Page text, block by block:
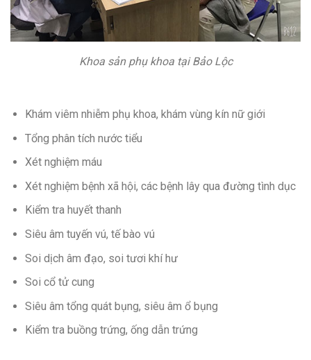
Khoa sản phụ khoa tại Bảo Lộc
Khám viêm nhiễm phụ khoa, khám vùng kín nữ giới
Tổng phân tích nước tiểu
Xét nghiệm máu
Xét nghiệm bệnh xã hội, các bệnh lây qua đường tình dục
Kiểm tra huyết thanh
Siêu âm tuyến vú, tế bào vú
Soi dịch âm đạo, soi tươi khí hư
Soi cổ tử cung
Siêu âm tổng quát bụng, siêu âm ổ bụng
Kiểm tra buồng trứng, ống dẫn trứng